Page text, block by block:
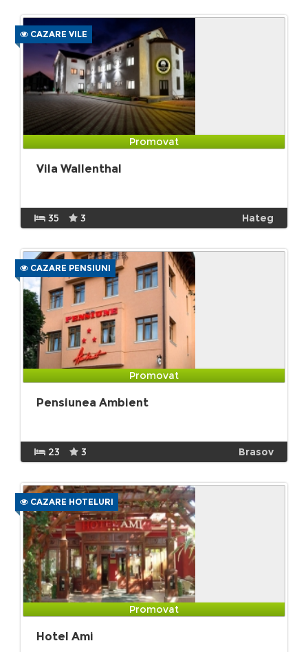
CAZARE VILE
Promovat
Vila Wallenthal
35 3 Hateg
CAZARE PENSIUNI
Promovat
Pensiunea Ambient
23 3 Brasov
CAZARE HOTELURI
Promovat
Hotel Ami